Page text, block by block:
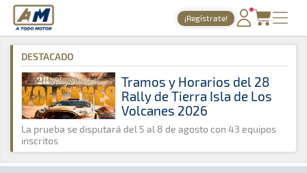
A Todo Motor · Revista del motor desde 1999
¡Regístrate!
PORTADA
TIEMPOS ONLINE
NOTICIAS
AGENDA
GALERÍAS
A Todo Motor » Galerías » 2012 » Galeria Fotográfica Rallye
DESTACADO
Tramos y Horarios del 28
Rally de Tierra Isla de Los
Volcanes 2026
La prueba se disputará del 5 al 8 de agosto con 43 equipos
inscritos